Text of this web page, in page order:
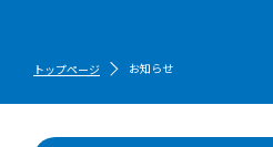
トップページ お知らせ